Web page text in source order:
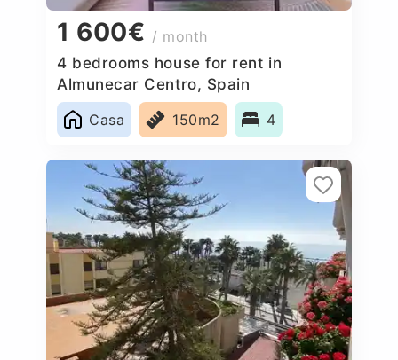
1 600€ / month
4 bedrooms house for rent in
Almunecar Centro, Spain
Casa
150m2 4